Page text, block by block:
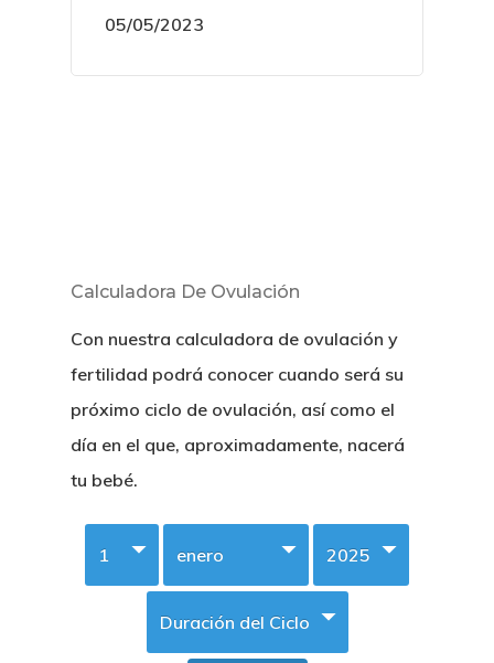
05/05/2023
Calculadora De Ovulación
Con nuestra calculadora de ovulación y
fertilidad podrá conocer cuando será su
próximo ciclo de ovulación, así como el
día en el que, aproximadamente, nacerá
tu bebé.